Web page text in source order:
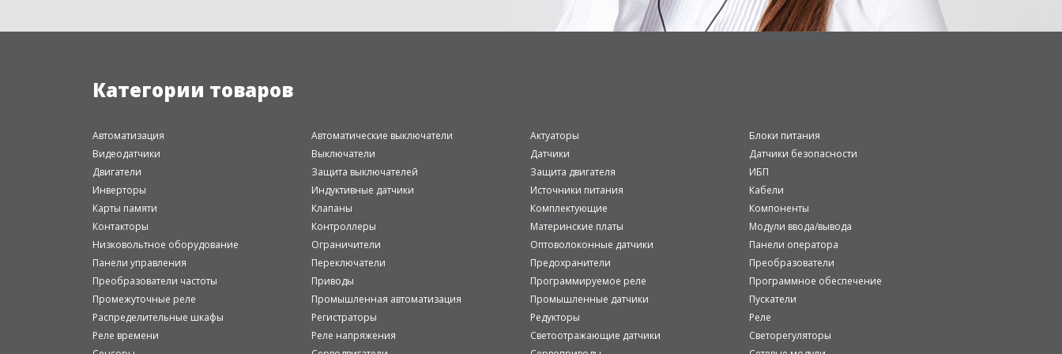
Категории товаров
Автоматизация Автоматические выключатели Актуаторы
Блоки питания
Видеодатчики
Выключатели Датчики
Датчики безопасности
Двигатели
Защита выключателей Защита двигателя
ИБП
Инверторы
Индуктивные датчики Источники питания
Кабели
Карты памяти
Клапаны Комплектующие
Компоненты
Контакторы
Контроллеры Материнские платы
Модули ввода/вывода
Низковольтное оборудование
Ограничители Оптоволоконные датчики
Панели оператора
Панели управления
Переключатели Предохранители
Преобразователи
Преобразователи частоты
Приводы Программируемое реле
Программное обеспечение
Промежуточные реле
Промышленная автоматизация Промышленные датчики
Пускатели
Распределительные шкафы
Регистраторы Редукторы
Реле
Реле времени
Реле напряжения Светоотражающие датчики
Светорегуляторы